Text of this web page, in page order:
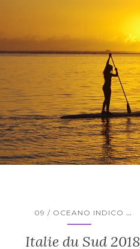
09 / OCEANO INDICO ...
Italie du Sud 2018